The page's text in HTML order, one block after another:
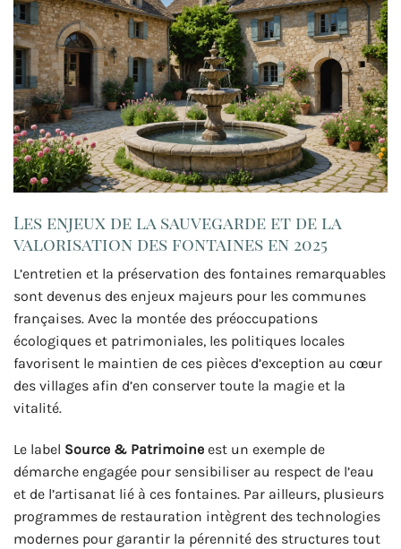
Les enjeux de la sauvegarde et de la
valorisation des fontaines en 2025
L’entretien et la préservation des fontaines remarquables
sont devenus des enjeux majeurs pour les communes
françaises. Avec la montée des préoccupations
écologiques et patrimoniales, les politiques locales
favorisent le maintien de ces pièces d’exception au cœur
des villages afin d’en conserver toute la magie et la
vitalité.
Le label Source & Patrimoine est un exemple de
démarche engagée pour sensibiliser au respect de l’eau
et de l’artisanat lié à ces fontaines. Par ailleurs, plusieurs
programmes de restauration intègrent des technologies
modernes pour garantir la pérennité des structures tout